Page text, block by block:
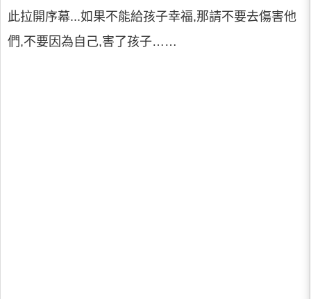
此拉開序幕...如果不能給孩子幸福,那請不要去傷害他
們,不要因為自己,害了孩子……